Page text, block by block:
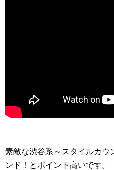
素敵な渋谷系～スタイルカウ
ンド！とポイント高いです。